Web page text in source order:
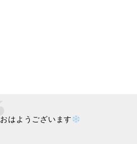
おはようございます